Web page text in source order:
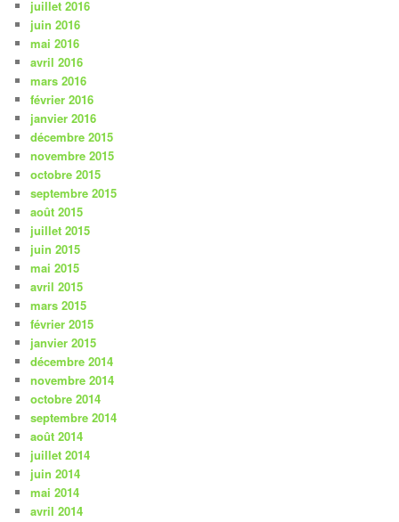
juillet 2016
juin 2016
mai 2016
avril 2016
mars 2016
février 2016
janvier 2016
décembre 2015
novembre 2015
octobre 2015
septembre 2015
août 2015
juillet 2015
juin 2015
mai 2015
avril 2015
mars 2015
février 2015
janvier 2015
décembre 2014
novembre 2014
octobre 2014
septembre 2014
août 2014
juillet 2014
juin 2014
mai 2014
avril 2014